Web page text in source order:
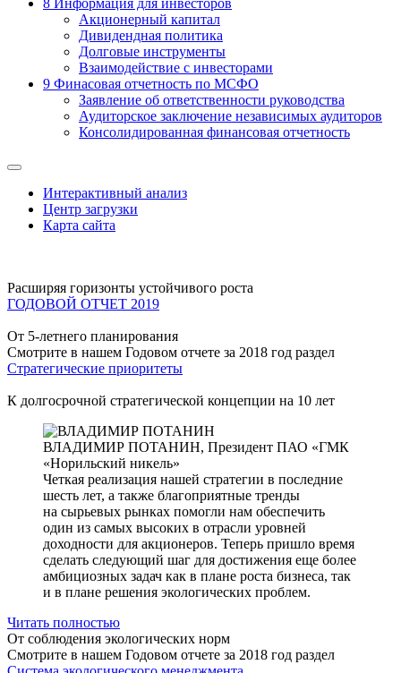
8 Информация для инвесторов
Акционерный капитал
Дивидендная политика
Долговые инструменты
Взаимодействие с инвеcторами
9 Финасовая отчетность по МСФО
Заявление об ответственности руководства
Аудиторское заключение независимых аудиторов
Консолидированная финансовая отчетность
Интерактивный анализ
Центр загрузки
Карта сайта
Расширяя горизонты устойчивого роста
ГОДОВОЙ ОТЧЕТ 2019
От 5-летнего планирования
Смотрите в нашем Годовом отчете за 2018 год раздел
Стратегические приоритеты
К долгосрочной стратегической концепции на 10 лет
ВЛАДИМИР ПОТАНИН, Президент ПАО «ГМК
«Норильский никель»
Четкая реализация нашей стратегии в последние
шесть лет, а также благоприятные тренды
на сырьевых рынках помогли нам обеспечить
один из самых высоких в отрасли уровней
доходности для акционеров. Теперь пришло время
сделать следующий шаг для достижения еще более
амбициозных задач как в плане роста бизнеса, так
и в плане решения экологических проблем.
Читать полностью
От соблюдения экологических норм
Смотрите в нашем Годовом отчете за 2018 год раздел